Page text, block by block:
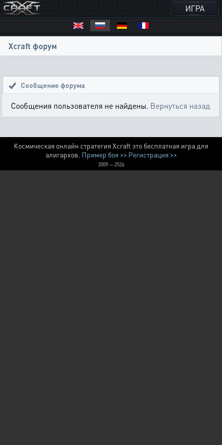
ИГРА
Xcraft форум
Сообщение форума
Сообщения пользователя не найдены. Вернуться назад
Космическая онлайн стратегия Xcraft это бесплатная игра для
алигархов. Пример боя >> Регистрация >>
2009 — 2526